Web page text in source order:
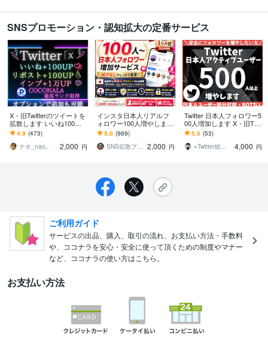
SNSプロモーション・認知拡大の定番サービス
X・旧Twitterのツイートを
拡散します いいね100、R
T100、インプレッション1
0000増加！！
4.9 (473)
ナオ_nao。
2,000 円
インスタ日本人リアルフ
ォロワー100人増やします
⭐️最高品質⭐️減少なし！ゆ
っくり増加対応！振り分
け可能！
5.0 (969)
SNS拡散プロ【実績1万件越＆即日対応】 2,000 円
Twitter 日本人フォロワー5
00人増加します X・旧Twit
ter 日本人フォロワー500
人以上増やします
5.0 (53)
⭐︎Twitter総フォロワー35万⭐︎
4,000 円
ご利用ガイド
サービスの出品、購入、取引の流れ、お支払い方法・手数料
や、ココナラを安心・安全に使って頂くための制度やマナー
など、ココナラの使い方はこちら。
お支払い方法